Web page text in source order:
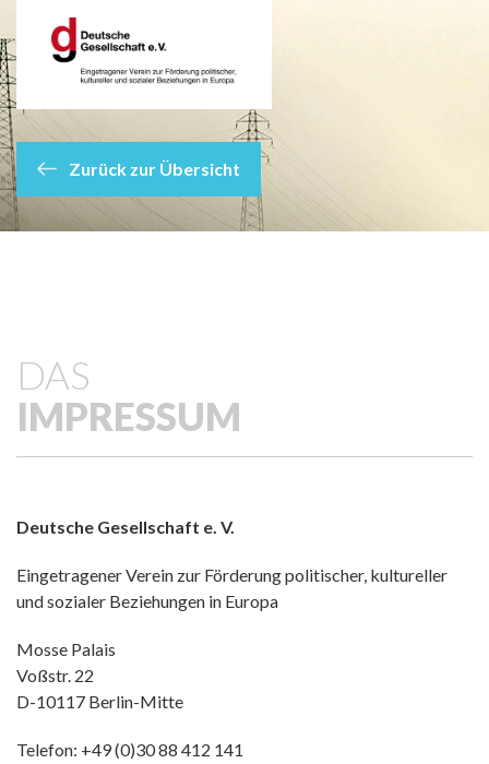
Zurück zur Übersicht
DAS
IMPRESSUM
Deutsche Gesellschaft e. V.
Eingetragener Verein zur Förderung politischer, kultureller
und sozialer Beziehungen in Europa
Mosse Palais
Voßstr. 22
D-10117 Berlin-Mitte
Telefon: +49 (0)30 88 412 141